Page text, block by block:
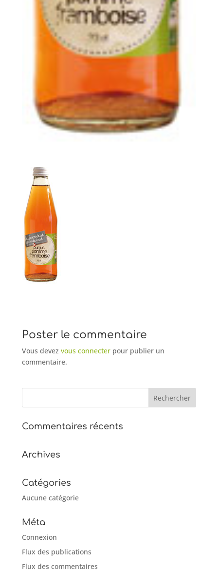
Poster le commentaire
Vous devez vous connecterpour publier un
commentaire.
Commentaires récents
Archives
Catégories
Aucune catégorie
Méta
Connexion
Flux des publications
Flux des commentaires